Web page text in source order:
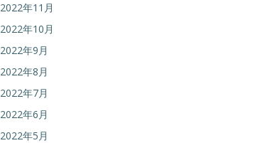
2022年11月
2022年10月
2022年9月
2022年8月
2022年7月
2022年6月
2022年5月